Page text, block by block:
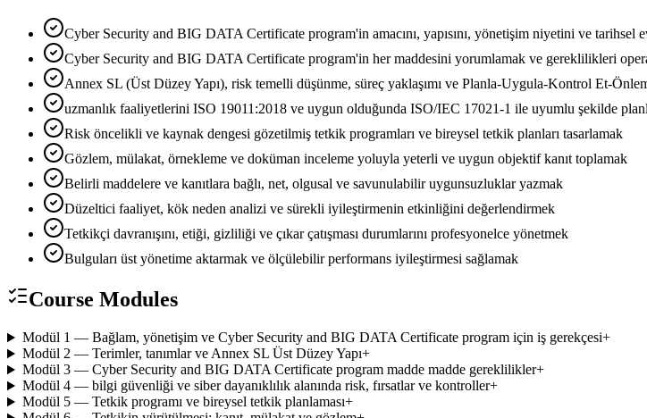
Cyber Security and BIG DATA Certificate program'in amacını, yapısını, yönetişim niyetini ve tarihsel
Cyber Security and BIG DATA Certificate program'in her maddesini yorumlamak ve gereklilikleri
Annex SL (Üst Düzey Yapı), risk temelli düşünme, süreç yaklaşımı ve Planla-Uygula-Kontrol Et-
uzmanlık faaliyetlerini ISO 19011:2018 ve uygun olduğunda ISO/IEC 17021-1 ile uyumlu şekilde
Risk öncelikli ve kaynak dengesi gözetilmiş tetkik programları ve bireysel tetkik planları tasarlamak
Gözlem, mülakat, örnekleme ve doküman inceleme yoluyla yeterli ve uygun objektif kanıt toplamak
Belirli maddelere ve kanıtlara bağlı, net, olgusal ve savunulabilir uygunsuzluklar yazmak
Düzeltici faaliyet, kök neden analizi ve sürekli iyileştirmenin etkinliğini değerlendirmek
Tetkikçi davranışını, etiği, gizliliği ve çıkar çatışması durumlarını profesyonelce yönetmek
Bulguları üst yönetime aktarmak ve ölçülebilir performans iyileştirmesi sağlamak
Course Modules
Modül 1 — Bağlam, yönetişim ve Cyber Security and BIG DATA Certificate program için iş gerekçesi+
Modül 2 — Terimler, tanımlar ve Annex SL Üst Düzey Yapı+
Modül 3 — Cyber Security and BIG DATA Certificate program madde madde gereklilikler+
Modül 4 — bilgi güvenliği ve siber dayanıklılık alanında risk, fırsatlar ve kontroller+
Modül 5 — Tetkik programı ve bireysel tetkik planlaması+